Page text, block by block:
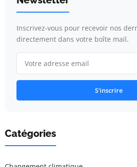
Inscrivez-vous pour recevoir nos
directement dans votre boîte mail.
S'inscrire
Catégories